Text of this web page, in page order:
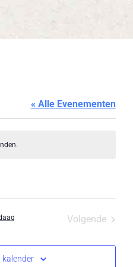
« Alle Evenementen
Volgende
kalender